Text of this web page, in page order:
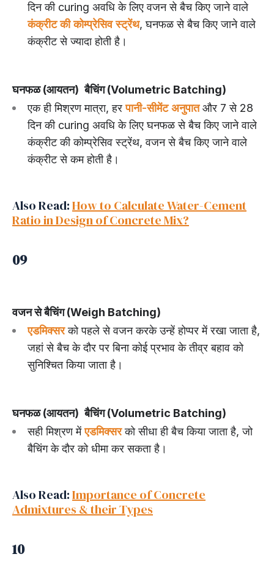
दिन की curing अवधि के लिए वजन से बैच किए जाने वाले
कंक्रीट की कोम्प्रेसिव स्ट्रेंथ, घनफळ से बैच किए जाने वाले
कंक्रीट से ज्यादा होती है।
घनफळ (आयतन) बैचिंग (Volumetric Batching)
एक ही मिश्रण मात्रा, हरपानी-सीमेंट अनुपातऔर 7 से 28
दिन की curing अवधि के लिए घनफळ से बैच किए जाने वाले
कंक्रीट की कोम्प्रेसिव स्ट्रेंथ, वजन से बैच किए जाने वाले
कंक्रीट से कम होती है।
Also Read:How to Calculate Water-Cement
Ratio in Design of Concrete Mix?
09
वजन से बैचिंग (Weigh Batching)
एडमिक्सरको पहले से वजन करके उन्हें होप्पर में रखा जाता है,
जहां से बैच के दौर पर बिना कोई प्रभाव के तीव्र बहाव को
सुनिश्चित किया जाता है।
घनफळ (आयतन) बैचिंग (Volumetric Batching)
सही मिश्रण मेंएडमिक्सरको सीधा ही बैच किया जाता है, जो
बैचिंग के दौर को धीमा कर सकता है।
Also Read:Importance of Concrete
Admixtures & their Types
10